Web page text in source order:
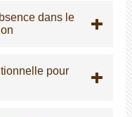
dans le
pour